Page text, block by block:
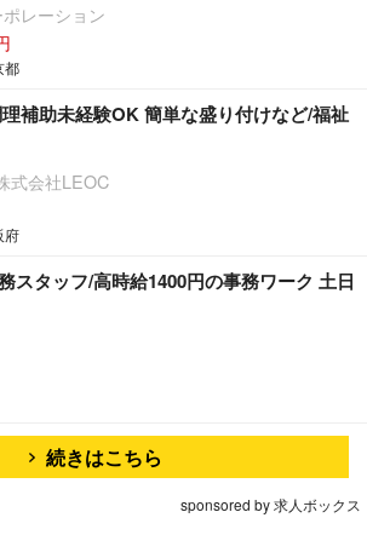
レーション
都
補助未経験OK 簡単な盛り付けなど/福祉
式会社LEOC
府
スタッフ/高時給1400円の事務ワーク 土日
続きはこちら
sponsored by 求人ボックス